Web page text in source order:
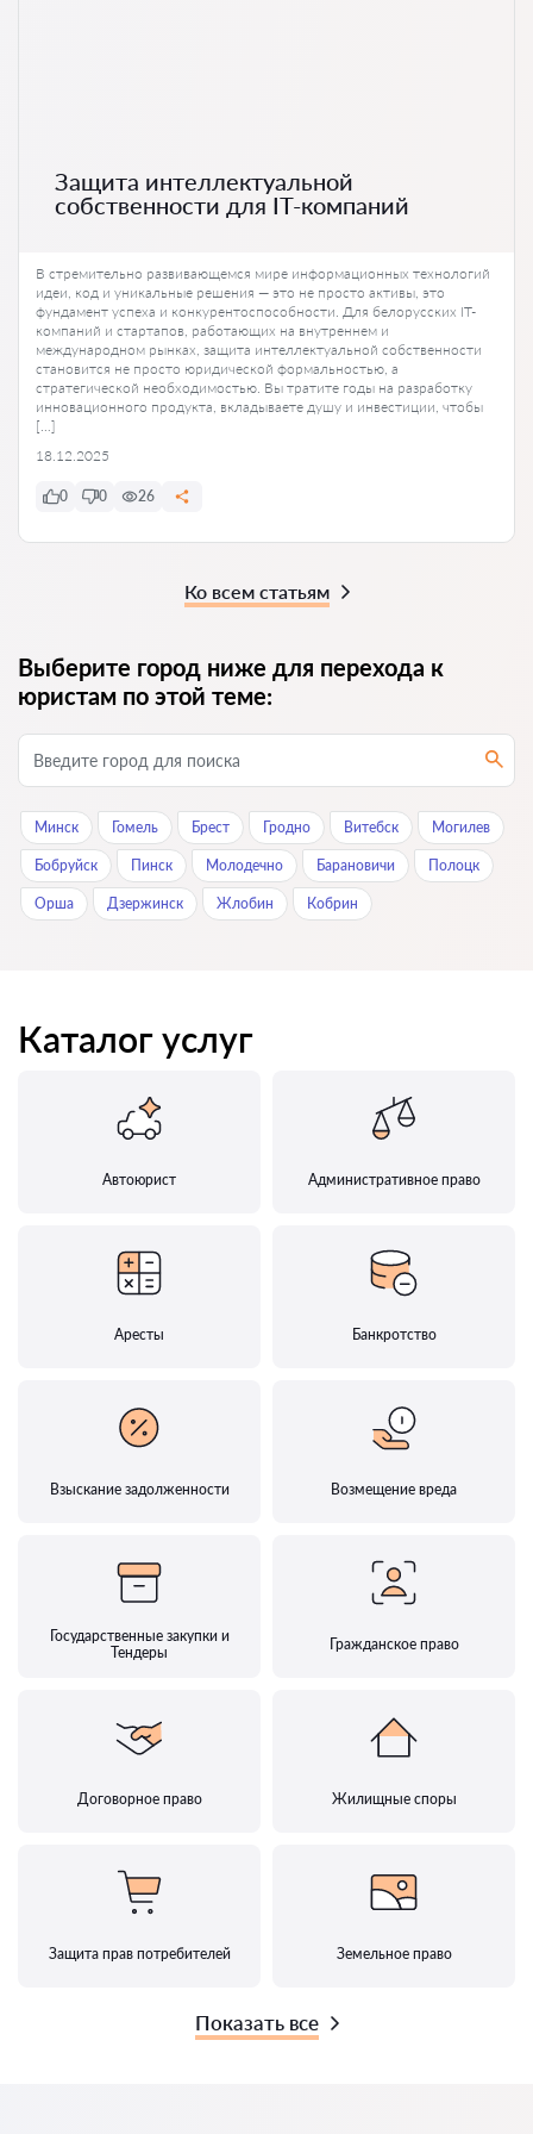
Защита интеллектуальной
собственности для IT-компаний
В стремительно развивающемся мире информационных технологий
идеи, код и уникальные решения — это не просто активы, это
фундамент успеха и конкурентоспособности. Для белорусских IT-
компаний и стартапов, работающих на внутреннем и
международном рынках, защита интеллектуальной собственности
становится не просто юридической формальностью, а
стратегической необходимостью. Вы тратите годы на разработку
инновационного продукта, вкладываете душу и инвестиции, чтобы
[…]
18.12.2025
0 0 26
Ко всем статьям
Выберите город ниже для перехода к
юристам по этой теме:
Минск Гомель Брест Гродно Витебск Могилев
Бобруйск Пинск Молодечно Барановичи Полоцк
Орша Дзержинск Жлобин Кобрин
Каталог услуг
Автоюрист Административное право
Аресты Банкротство
Взыскание задолженности Возмещение вреда
Государственные закупки и
Тендеры
Гражданское право
Договорное право Жилищные споры
Защита прав потребителей Земельное право
Показать все